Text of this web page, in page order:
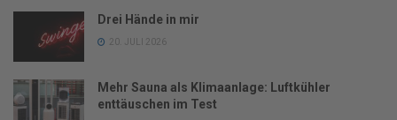
Drei Hände in mir
20. JULI 2026
Mehr Sauna als Klimaanlage: Luftkühler
enttäuschen im Test